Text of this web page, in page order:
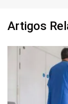
Artigos